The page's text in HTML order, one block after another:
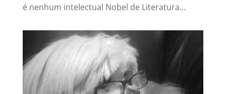
é nenhum intelectual Nobel de Literatura…